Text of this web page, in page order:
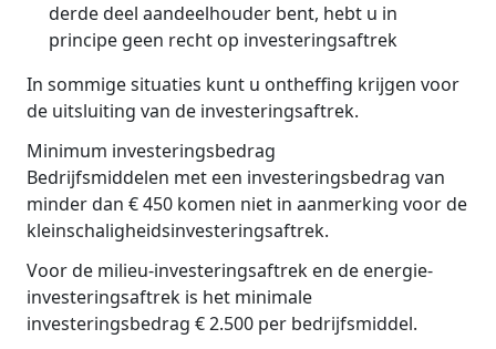
derde deel aandeelhouder bent, hebt u in
principe geen recht op investeringsaftrek
In sommige situaties kunt u ontheffing krijgen voor
de uitsluiting van de investeringsaftrek.
Minimum investeringsbedrag
Bedrijfsmiddelen met een investeringsbedrag van
minder dan € 450 komen niet in aanmerking voor de
kleinschaligheidsinvesteringsaftrek.
Voor de milieu-investeringsaftrek en de energie-
investeringsaftrek is het minimale
investeringsbedrag € 2.500 per bedrijfsmiddel.